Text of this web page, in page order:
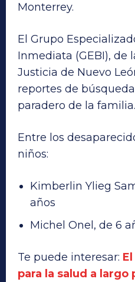
Monterrey.
El Grupo
Inmediata (GEBI), de
Justicia de Nuevo
reportes de
paradero de la familia.
Entre los
niños:
Kimberlin Ylieg
años
Michel Onel, de 6
Te puede interesar:
para la salud a largo